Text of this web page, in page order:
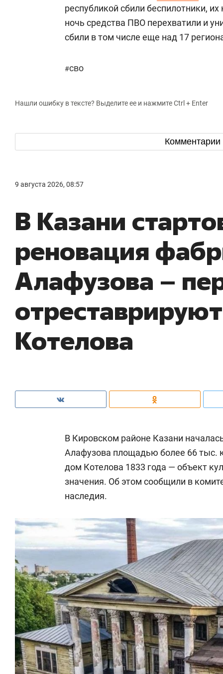
республикой сбили беспилотники,
ночь средства ПВО перехватили и
сбили в том числе еще над 17
#сво
Нашли ошибку в тексте? Выделите ее и нажмите Ctrl + Enter
Комментарии
9 августа 2026, 08:57
В Казани
реновация
Алафузова –
Котелова
В Кировском районе Казани
Алафузова площадью более 66 тыс.
дом Котелова 1833 года — объект
значения. Об этом сообщили в
наследия.